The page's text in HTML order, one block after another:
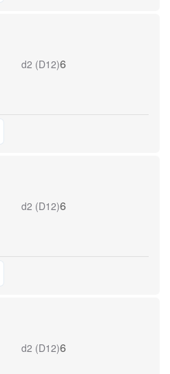
d2 (D12)6
d2 (D12)6
d2 (D12)6